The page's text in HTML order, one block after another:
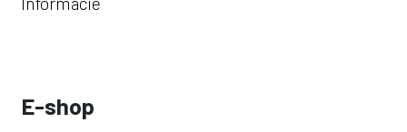
E-shop